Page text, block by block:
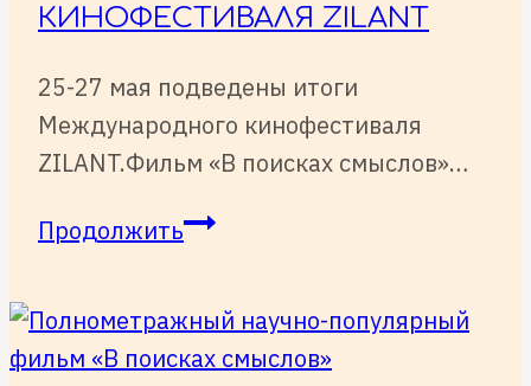
КИНОФЕСТИВАЛЯ ZILANT
25-27 мая подведены итоги
Международного кинофестиваля
ZILANT.Фильм «В поисках смыслов»…
ПродолжитьИТОГИ
ZILANT